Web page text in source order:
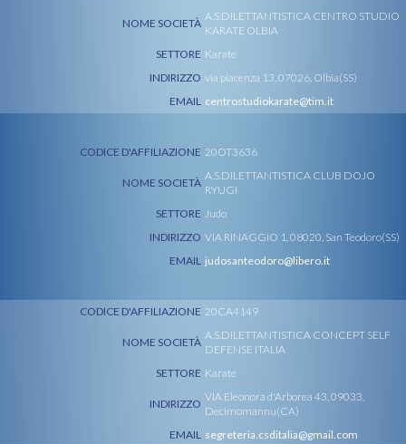
NOME SOCIETÀ
A.S.DILETTANTISTICA CENTRO STUDIO
KARATE OLBIA
SETTORE Karate
INDIRIZZO via piacenza 13, 07026, Olbia(SS)
EMAIL centrostudiokarate@tim.it
CODICE D'AFFILIAZIONE 20OT3636
NOME SOCIETÀ
A.S.DILETTANTISTICA CLUB DOJO
RYUGI
SETTORE Judo
INDIRIZZO VIA RINAGGIO 1, 08020, San Teodoro(SS)
EMAIL judosanteodoro@libero.it
CODICE D'AFFILIAZIONE 20CA4149
NOME SOCIETÀ
A.S.DILETTANTISTICA CONCEPT SELF
DEFENSE ITALIA
SETTORE Karate
INDIRIZZO
VIA Eleonora d'Arborea 43, 09033,
Decimomannu(CA)
EMAIL segreteria.csditalia@gmail.com